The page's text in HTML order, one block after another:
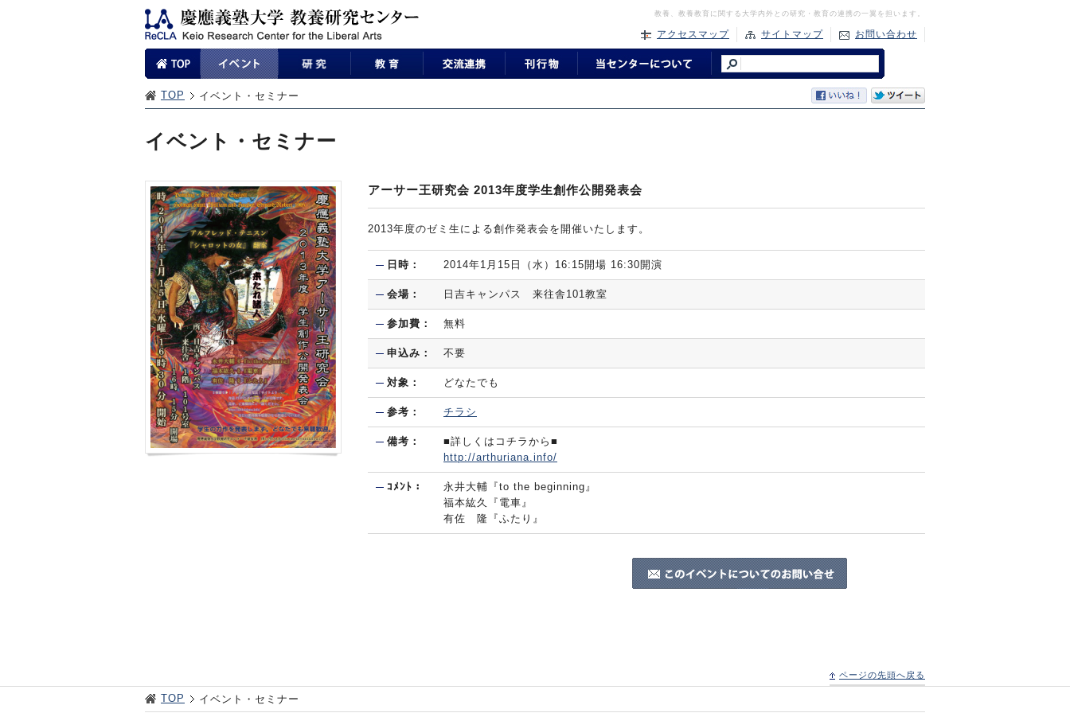
教養、教養教育に関する大学内外との研究・教育の連携の一翼を担います。
アクセスマップ サイトマップ お問い合わせ
TOP イベント・セミナー
イベント・セミナー
アーサー王研究会 2013年度学生創作公開発表会
2013年度のゼミ生による創作発表会を開催いたします。
日時： 2014年1月15日（水）16:15開場 16:30開演
会場： 日吉キャンパス 来往舎101教室
参加費： 無料
申込み： 不要
対象： どなたでも
参考： チラシ
備考：
■詳しくはコチラから■
http://arthuriana.info/
ｺﾒﾝﾄ：
永井大輔『to the beginning』
福本紘久『電車』
有佐 隆『ふたり』
ページの先頭へ戻る
TOP イベント・セミナー